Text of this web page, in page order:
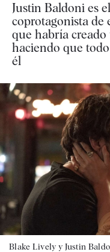
Justin Baldoni es
coprotagonista de
que habría
haciendo que
él
Blake Lively y Justin